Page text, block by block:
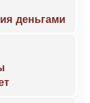
деньгами